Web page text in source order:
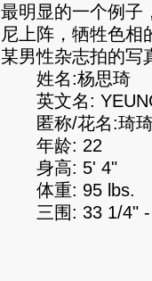
最明显的一个例子
尼上阵，牺牲色相
某男性杂志拍的写
姓名:杨思琦
英文名:
匿称/花名:琦琦
年龄: 22
身高: 5' 4"
体重: 95 lbs.
三围: 33 1/4" -